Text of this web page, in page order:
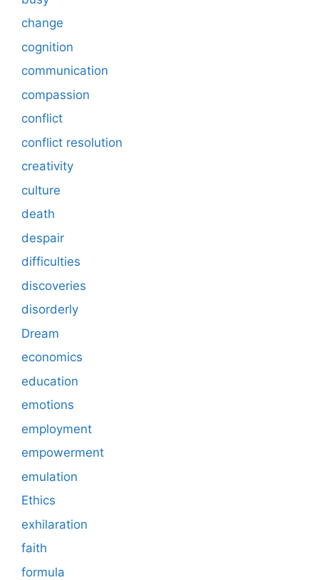
change
cognition
communication
compassion
conflict
conflict resolution
creativity
culture
death
despair
difficulties
discoveries
disorderly
Dream
economics
education
emotions
employment
empowerment
emulation
Ethics
exhilaration
faith
formula